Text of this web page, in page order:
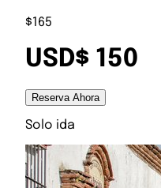
$165
USD$ 150
Reserva Ahora
Solo ida